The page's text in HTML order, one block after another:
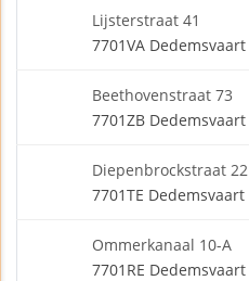
Lijsterstraat 41
7701VA Dedemsvaart
Beethovenstraat 73
7701ZB Dedemsvaart
Diepenbrockstraat 22
7701TE Dedemsvaart
Ommerkanaal 10-A
7701RE Dedemsvaart